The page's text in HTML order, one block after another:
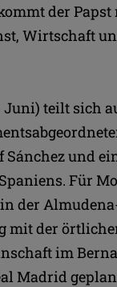
der
Wirtschaft
Juni) teilt sich
Sánchez und
Für
in der
mit der
im
Madrid